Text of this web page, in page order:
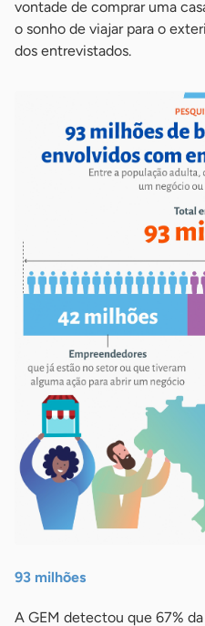
vontade de comprar uma
o sonho de viajar para o
dos entrevistados.
93 milhões
A GEM detectou que 67%